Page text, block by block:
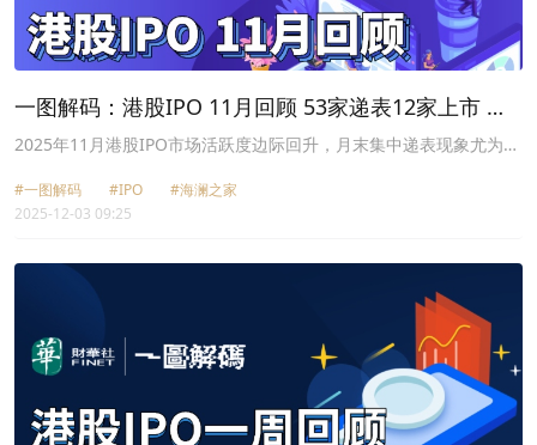
一图解码：港股IPO 11月回顾 53家递表12家上市 旺
山旺水成首挂“涨幅王”
2025年11月港股IPO市场活跃度边际回升，月末集中递表现象尤为突
其中最后一周集中递表25家；且11月递表的企业中，仍不乏科兴制药
（688136.SH）、迈瑞医疗（300760.SZ）、海澜之家
#一图解码 #IPO
#海澜之家
2025-12-03 09:25